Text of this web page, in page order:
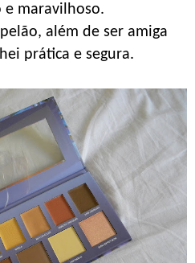
e maravilhoso.
além de ser amiga
prática e segura.